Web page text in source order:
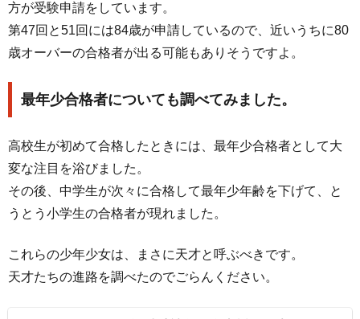
方が受験申請をしています。
第47回と51回には84歳が申請しているので、近いうちに80
歳オーバーの合格者が出る可能もありそうですよ。
最年少合格者についても調べてみました。
高校生が初めて合格したときには、最年少合格者として大
変な注目を浴びました。
その後、中学生が次々に合格して最年少年齢を下げて、と
うとう小学生の合格者が現れました。
これらの少年少女は、まさに天才と呼ぶべきです。
天才たちの進路を調べたのでごらんください。